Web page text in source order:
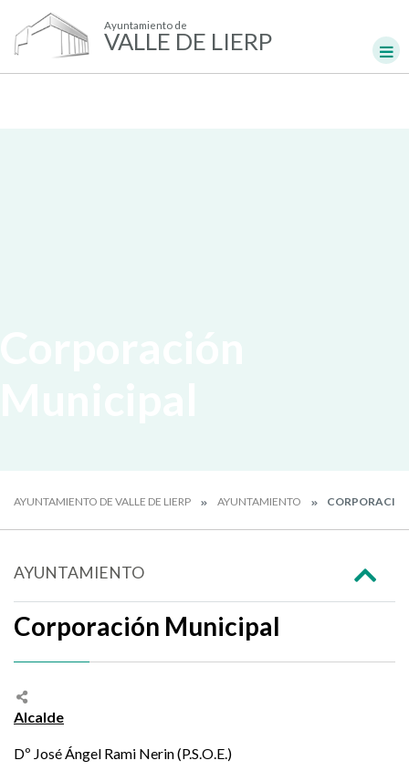
Ayuntamiento de
VALLE DE LIERP
AYUNTAMIENTO DE VALLE DE LIERP AYUNTAMIENTO
AYUNTAMIENTO
Corporación Municipal
Alcalde
Dº José Ángel Rami Nerin (P.S.O.E.)